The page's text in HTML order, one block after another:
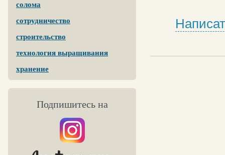
солома
сотрудничество
строительство
технология выращивания
хранение
Подпишитесь на